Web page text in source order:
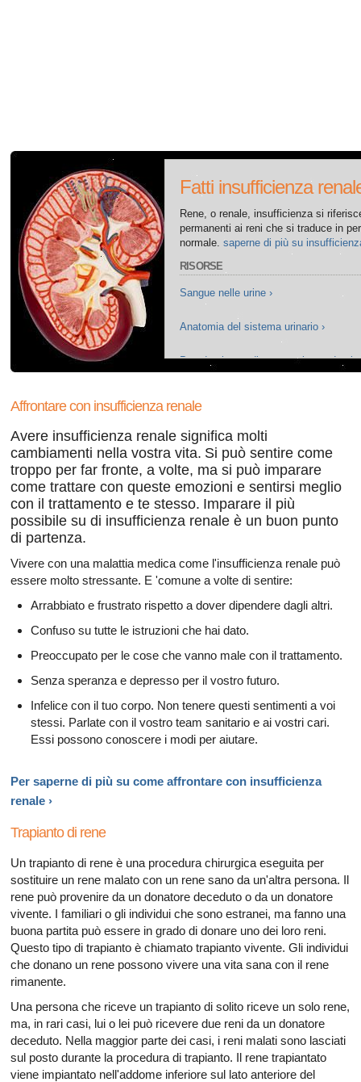
Tutti gli articoli su diabete e il sistema endocrino
Tutti gli articoli su allergie Fatti insufficienza
Rene, o renale, insufficienza si
permanenti ai reni che si traduce in
normale. saperne di più su
RISORSE
Sangue nelle urine ›
Anatomia del sistema urinario ›
Prendersi cura di se stessi quando si
Affrontare con insufficienza renale
Avere insufficienza renale significa molti
cambiamenti nella vostra vita. Si può sentire come
troppo per far fronte, a volte, ma si può imparare
come trattare con queste emozioni e sentirsi meglio
con il trattamento e te stesso. Imparare il più
possibile su di insufficienza renale è un buon punto
di partenza.
Vivere con una malattia medica come l'insufficienza renale può
essere molto stressante. E 'comune a volte di sentire:
Arrabbiato e frustrato rispetto a dover dipendere dagli altri.
Confuso su tutte le istruzioni che hai dato.
Preoccupato per le cose che vanno male con il trattamento.
Senza speranza e depresso per il vostro futuro.
Infelice con il tuo corpo. Non tenere questi sentimenti a voi
stessi. Parlate con il vostro team sanitario e ai vostri cari.
Essi possono conoscere i modi per aiutare.
Per saperne di più su come affrontare con insufficienza
renale ›
Trapianto di rene
Un trapianto di rene è una procedura chirurgica eseguita per
sostituire un rene malato con un rene sano da un'altra persona. Il
rene può provenire da un donatore deceduto o da un donatore
vivente. I familiari o gli individui che sono estranei, ma fanno una
buona partita può essere in grado di donare uno dei loro reni.
Questo tipo di trapianto è chiamato trapianto vivente. Gli individui
che donano un rene possono vivere una vita sana con il rene
rimanente.
Una persona che riceve un trapianto di solito riceve un solo rene,
ma, in rari casi, lui o lei può ricevere due reni da un donatore
deceduto. Nella maggior parte dei casi, i reni malati sono lasciati
sul posto durante la procedura di trapianto. Il rene trapiantato
viene impiantato nell'addome inferiore sul lato anteriore del